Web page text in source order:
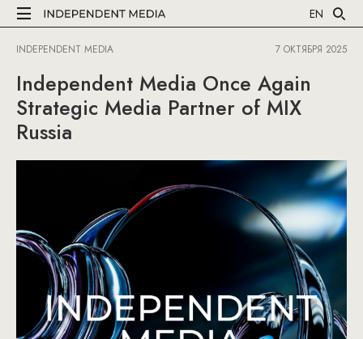
EN
INDEPENDENT MEDIA 7 ОКТЯБРЯ 2025
Independent Media Once Again
Strategic Media Partner of MIX
Russia